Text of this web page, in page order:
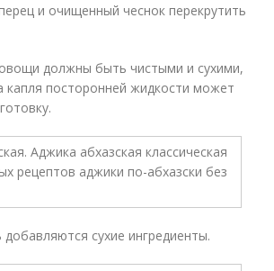
и очищенный чеснок перекрутить
должны быть чистыми и сухими,
капля посторонней жидкости может
сухие ингредиенты.